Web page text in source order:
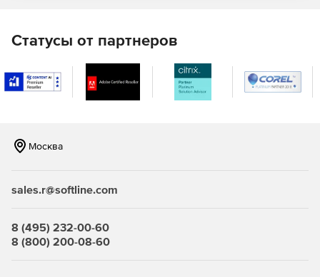
Отражение кода и визуальная разработка – в
инструменты включены мастера, шаблоны, функции
редактирования методом перетаскивания,
мгновенная генерация MSIcode.
Выбор дизайна интерфейса инсталлятора.
настраивать любую из 15 тем оформления или
Объединение старых и новых установок в один файл.
Статусы от партнеров
Москва
sales.r@softline.com
8 (495) 232-00-60
8 (800) 200-08-60